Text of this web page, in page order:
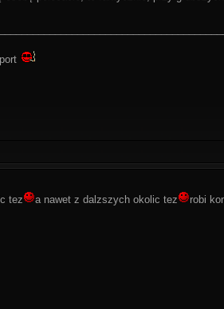
tez a nawet z dalzszych okolic tez robi